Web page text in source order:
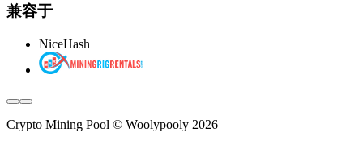
兼容于
NiceHash
Crypto Mining Pool © Woolypooly 2026